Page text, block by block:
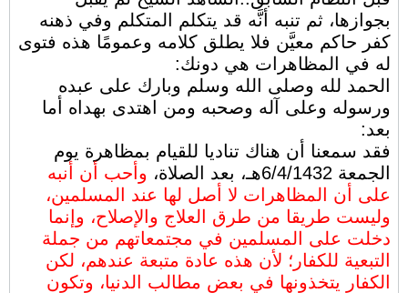
بجوازها، ثم تنبه أنَّه قد يتكلم المتكلم وفي ذهنه
كفر حاكم معيَّن فلا يطلق كلامه وعمومًا هذه فتوى
له في المظاهرات هي دونك:
الحمد لله وصلى الله وسلم وبارك على عبده
ورسوله وعلى آله وصحبه ومن اهتدى بهداه أما
بعد:
فقد سمعنا أن هناك تناديا للقيام بمظاهرة يوم
الجمعة 6/4/1432هـ، بعد الصلاة،
وأحب أن أنبه
على أن المظاهرات لا أصل لها عند المسلمين،
وليست طريقا من طرق العلاج والإصلاح، وإنما
دخلت على المسلمين في مجتمعاتهم من جملة
التبعية للكفار؛ لأن هذه عادة متبعة عندهم، لكن
الكفار يتخذونها في بعض مطالب الدنيا، وتكون